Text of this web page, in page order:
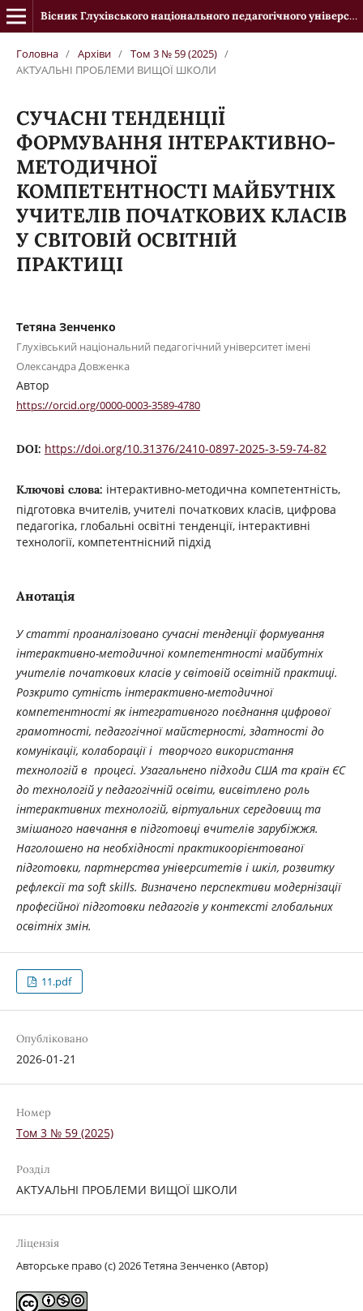
Вісник Глухівського національного педагогічного університету імені Олександра Довженка
Головна / Архіви / Том 3 № 59 (2025) /
АКТУАЛЬНІ ПРОБЛЕМИ ВИЩОЇ ШКОЛИ
СУЧАСНІ ТЕНДЕНЦІЇ
ФОРМУВАННЯ ІНТЕРАКТИВНО-
МЕТОДИЧНОЇ
КОМПЕТЕНТНОСТІ МАЙБУТНІХ
УЧИТЕЛІВ ПОЧАТКОВИХ КЛАСІВ
У СВІТОВІЙ ОСВІТНІЙ
ПРАКТИЦІ
Тетяна Зенченко
Глухівський національний педагогічний університет імені
Олександра Довженка
Автор
https://orcid.org/0000-0003-3589-4780
DOI: https://doi.org/10.31376/2410-0897-2025-3-59-74-82
Ключові слова: інтерактивно-методична компетентність,
підготовка вчителів, учителі початкових класів, цифрова
педагогіка, глобальні освітні тенденції, інтерактивні
технології, компетентнісний підхід
Анотація
У статті проаналізовано сучасні тенденції формування
інтерактивно-методичної компетентності майбутніх
учителів початкових класів у світовій освітній практиці.
Розкрито сутність інтерактивно-методичної
компетентності як інтегративного поєднання цифрової
грамотності, педагогічної майстерності, здатності до
комунікації, колаборації і творчого використання
технологій в процесі. Узагальнено підходи США та країн ЄС
до технологій у педагогічній освіти, висвітлено роль
інтерактивних технологій, віртуальних середовищ та
змішаного навчання в підготовці вчителів зарубіжжя.
Наголошено на необхідності практикоорієнтованої
підготовки, партнерства університетів і шкіл, розвитку
рефлексії та soft skills. Визначено перспективи модернізації
професійної підготовки педагогів у контексті глобальних
освітніх змін.
11.pdf
Опубліковано
2026-01-21
Номер
Том 3 № 59 (2025)
Розділ
АКТУАЛЬНІ ПРОБЛЕМИ ВИЩОЇ ШКОЛИ
Ліцензія
Авторське право (c) 2026 Тетяна Зенченко (Автор)